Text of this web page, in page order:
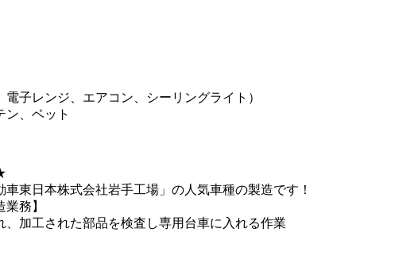
子レンジ、エアコン、シーリングライト）
ン、ベット
東日本株式会社岩手工場」の人気車種の製造です！
務】
加工された部品を検査し専用台車に入れる作業